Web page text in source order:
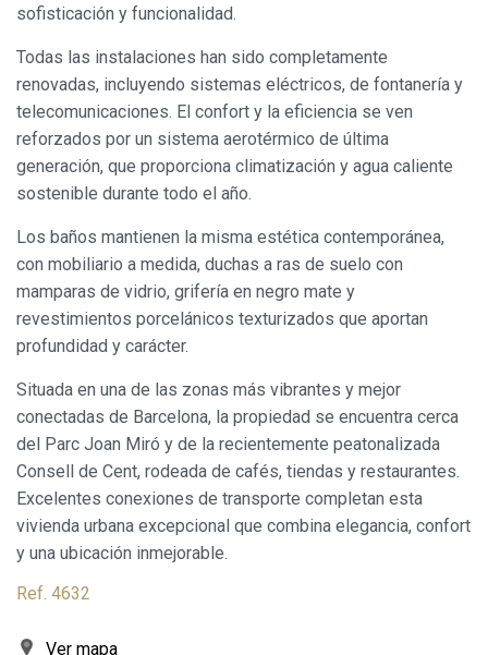
sofisticación y funcionalidad.
Todas las instalaciones han sido completamente
renovadas, incluyendo sistemas eléctricos, de fontanería y
telecomunicaciones. El confort y la eficiencia se ven
reforzados por un sistema aerotérmico de última
generación, que proporciona climatización y agua caliente
sostenible durante todo el año.
Los baños mantienen la misma estética contemporánea,
con mobiliario a medida, duchas a ras de suelo con
mamparas de vidrio, grifería en negro mate y
revestimientos porcelánicos texturizados que aportan
profundidad y carácter.
Situada en una de las zonas más vibrantes y mejor
conectadas de Barcelona, la propiedad se encuentra cerca
del Parc Joan Miró y de la recientemente peatonalizada
Consell de Cent, rodeada de cafés, tiendas y restaurantes.
Excelentes conexiones de transporte completan esta
vivienda urbana excepcional que combina elegancia, confort
y una ubicación inmejorable.
Ref. 4632
Ver mapa
Modificar cookies
Este sitio web utiliza Cookies propias para recopilar
información con la finalidad de mejorar nuestros servicios.
Si continua navegando, supone la aceptación de la
instalación de las mismas. El usuario tiene la posibilidad
de configurar su navegador pudiendo, si así lo desea,
impedir que sean instaladas en su disco duro, aunque
dificultades de navegación de la página web.
Analíticas y personalización
Permiten realizar el seguimiento y análisis del
comportamiento de los usuarios de este sitio web. La
información recogida mediante este tipo de cookies se
utiliza en la medición de la actividad de la web para la
elaboración de perfiles de navegación de los usuarios con
el fin de introducir mejoras en función del análisis de los
guardar la información de preferencia del usuario para